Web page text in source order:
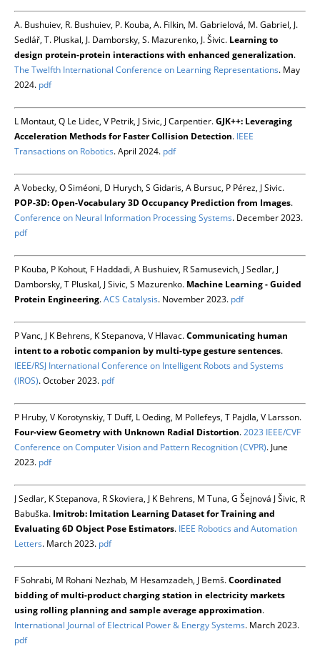
A. Bushuiev, R. Bushuiev, P. Kouba, A. Filkin, M. Gabrielová, M. Gabriel, J.
Sedlář, T. Pluskal, J. Damborsky, S. Mazurenko, J. Šivic. Learning to
design protein-protein interactions with enhanced generalization.
The Twelfth International Conference on Learning Representations. May
2024. pdf
L Montaut, Q Le Lidec, V Petrik, J Sivic, J Carpentier.GJK++: Leveraging
Acceleration Methods for Faster Collision Detection. IEEE
Transactions on Robotics. April 2024. pdf
A Vobecky, O Siméoni, D Hurych, S Gidaris, A Bursuc, P Pérez, J Sivic.
POP-3D: Open-Vocabulary 3D Occupancy Prediction from Images.
Conference on Neural Information Processing Systems. December 2023.
pdf
P Kouba, P Kohout, F Haddadi, A Bushuiev, R Samusevich, J Sedlar, J
Damborsky, T Pluskal, J Sivic, S Mazurenko. Machine Learning - Guided
Protein Engineering.ACS Catalysis. November 2023. pdf
P Vanc, J K Behrens, K Stepanova, V Hlavac.Communicating human
intent to a robotic companion by multi-type gesture sentences.
IEEE/RSJ International Conference on Intelligent Robots and Systems
(IROS). October 2023. pdf
P Hruby, V Korotynskiy, T Duff, L Oeding, M Pollefeys, T Pajdla, V Larsson.
Four-view Geometry with Unknown Radial Distortion.2023 IEEE/CVF
Conference on Computer Vision and Pattern Recognition (CVPR). June
2023. pdf
J Sedlar, K Stepanova, R Skoviera, J K Behrens, M Tuna, G Šejnová J Šivic, R
Babuška. Imitrob: Imitation Learning Dataset for Training and
Evaluating 6D Object Pose Estimators. IEEE Robotics and Automation
Letters. March 2023. pdf
F Sohrabi, M Rohani Nezhab, M Hesamzadeh, J Bemš.Coordinated
bidding of multi-product charging station in electricity markets
using rolling planning and sample average approximation.
International Journal of Electrical Power & Energy Systems. March 2023.
pdf